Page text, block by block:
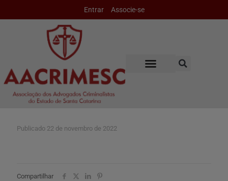
Entrar Associe-se
Publicado 22 de novembro de 2022
Compartilhar